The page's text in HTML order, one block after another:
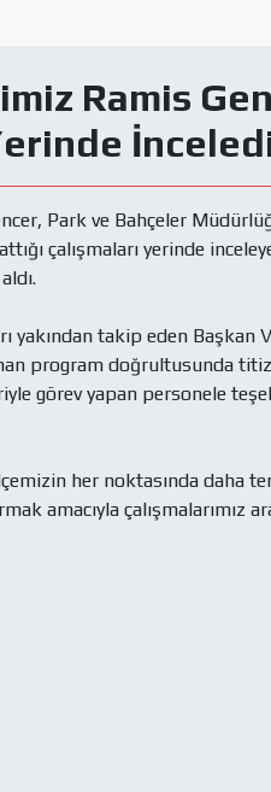
Ramis
Park ve Bahçeler
çalışmaları yerinde
yakından takip eden
program doğrultusunda
görev yapan personele
her noktasında daha
amacıyla çalışmalarımız